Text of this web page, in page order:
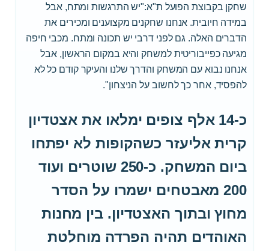
שחקן בקבוצת הפועל ת"א:"יש התרגשות ומתח, אבל
במידה חיובית. אנחנו שחקנים מקצוענים ומכירים את
הדברים האלה. גם לפני דרבי יש תכונה ומתח. מכבי חיפה
מגיעה כפייבוריטית למשחק והיא במקום הראשון, אבל
אנחנו נבוא עם המשחק והדרך שלנו והעיקר קודם כל לא
להפסיד, אחר כך לחשוב על הניצחון".
כ-14 אלף צופים ימלאו את אצטדיון
קרית אליעזר כשהקופות לא יפתחו
ביום המשחק. כ-250 שוטרים ועוד
200 מאבטחים ישמרו על הסדר
מחוץ ובתוך האצטדיון. בין מחנות
האוהדים תהיה הפרדה מוחלטת